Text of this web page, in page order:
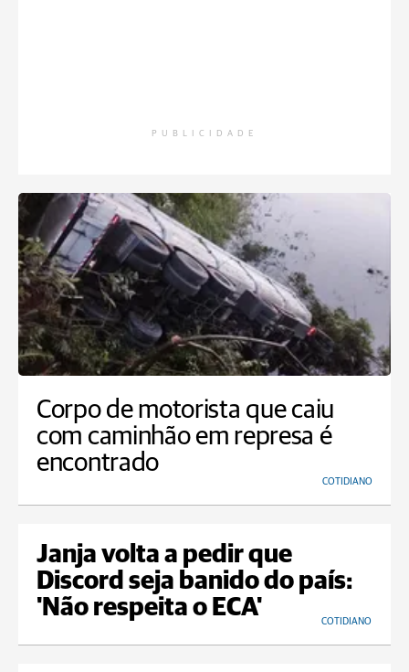
PUBLICIDADE
Corpo de motorista que caiu
com caminhão em represa é
encontrado
COTIDIANO
Janja volta a pedir que
Discord seja banido do país:
'Não respeita o ECA'
COTIDIANO